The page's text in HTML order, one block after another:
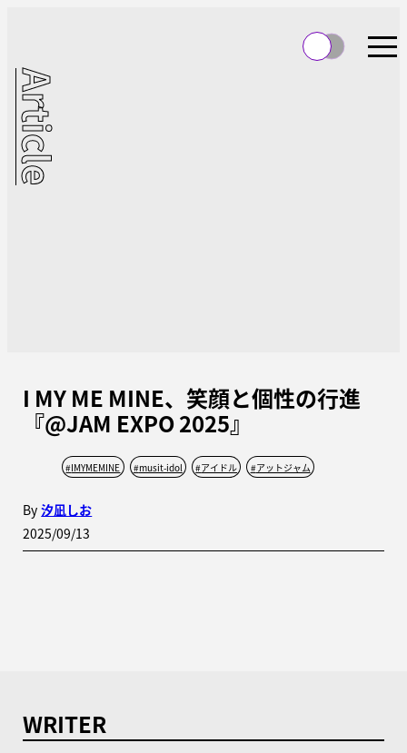
Article
I MY ME MINE、笑顔と個性の行進
『@JAM EXPO 2025』
#IMYMEMINE #musit-idol #アイドル #アットジャム
By 汐凪しお
2025/09/13
WRITER